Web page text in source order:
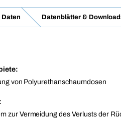
Daten Datenblätter &
von Polyurethanschaumdosen
zur Vermeidung des Verlusts der